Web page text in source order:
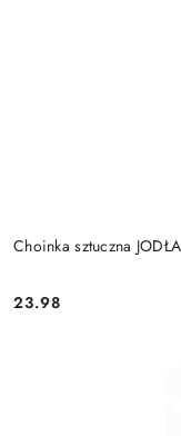
Choinka sztuczna
Cena:
23.98